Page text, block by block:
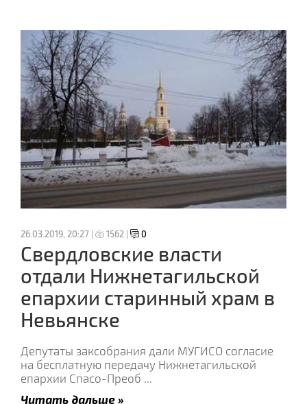
26.03.2019, 20:27 | 1562 | 0
Свердловские власти
отдали Нижнетагильской
епархии старинный храм в
Невьянске
Депутаты заксобрания дали МУГИСО согласие
на бесплатную передачу Нижнетагильской
епархии Спасо-Преоб ...
Читать дальше »